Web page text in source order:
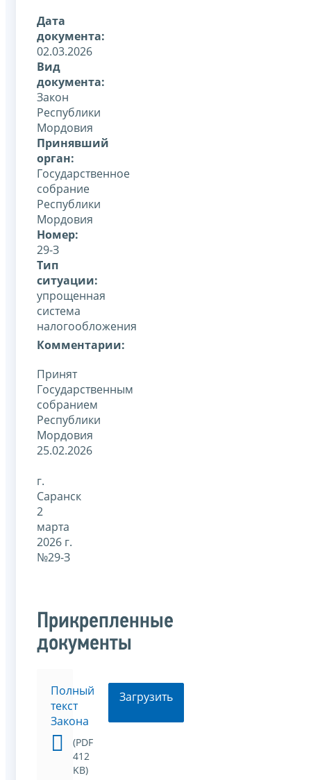
Дата
документа:
02.03.2026
Вид
документа:
Закон
Республики
Мордовия
Принявший
орган:
Государственное
собрание
Республики
Мордовия
Номер:
29-З
Тип
ситуации:
упрощенная
система
налогообложения
Комментарии:
Принят
Государственным
собранием
Республики
Мордовия
25.02.2026
г.
Саранск
2
марта
2026 г.
№29-З
Прикрепленные
документы
Полный
текст
Закона
(PDF
412
KB)
Загрузить